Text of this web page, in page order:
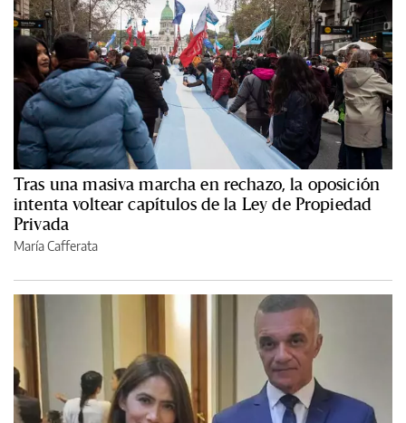
Tras una masiva marcha en rechazo, la oposición
intenta voltear capítulos de la Ley de Propiedad
Privada
María Cafferata